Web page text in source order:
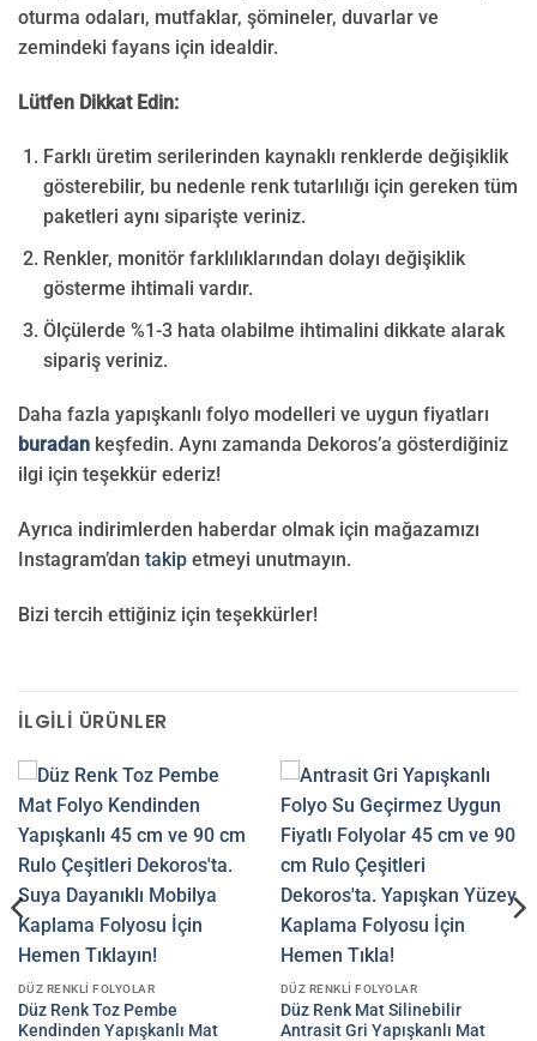
oturma odaları, mutfaklar, şömineler, duvarlar ve
zemindeki fayans için idealdir.
Lütfen Dikkat Edin:
Farklı üretim serilerinden kaynaklı renklerde değişiklik
gösterebilir, bu nedenle renk tutarlılığı için gereken tüm
paketleri aynı siparişte veriniz.
Renkler, monitör farklılıklarından dolayı değişiklik
gösterme ihtimali vardır.
Ölçülerde %1-3 hata olabilme ihtimalini dikkate alarak
sipariş veriniz.
Daha fazla yapışkanlı folyo modelleri ve uygun fiyatları
buradan keşfedin. Aynı zamanda Dekoros’a gösterdiğiniz
ilgi için teşekkür ederiz!
Ayrıca indirimlerden haberdar olmak için mağazamızı
Instagram’dan takip etmeyi unutmayın.
Bizi tercih ettiğiniz için teşekkürler!
İLGILI ÜRÜNLER
DÜZ RENKLI FOLYOLAR
Düz Renk Toz Pembe
Kendinden Yapışkanlı Mat
DÜZ RENKLI FOLYOLAR
Düz Renk Mat Silinebilir
Antrasit Gri Yapışkanlı Mat